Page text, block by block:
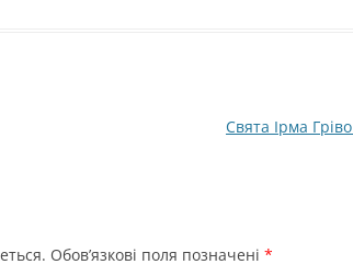
Свята Ірма Гріво
Обов’язкові поля позначені *